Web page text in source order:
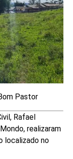
Pastor
Rafael
realizaram
localizado no